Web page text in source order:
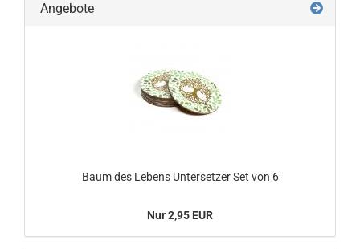
Angebote
Baum des Lebens Untersetzer Set von 6
Nur 2,95 EUR